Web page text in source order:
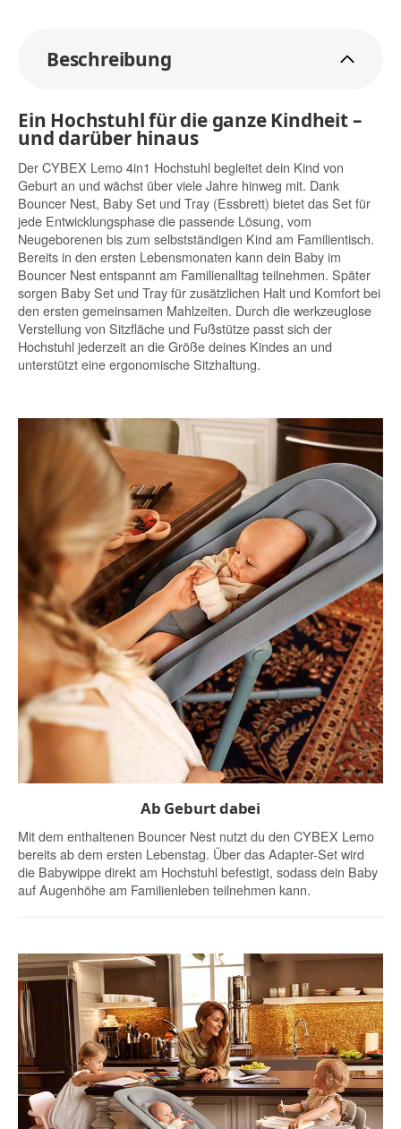
Beschreibung
Ein Hochstuhl für die ganze Kindheit –
und darüber hinaus
Der CYBEX Lemo 4in1 Hochstuhl begleitet dein Kind von
Geburt an und wächst über viele Jahre hinweg mit. Dank
Bouncer Nest, Baby Set und Tray (Essbrett) bietet das Set für
jede Entwicklungsphase die passende Lösung, vom
Neugeborenen bis zum selbstständigen Kind am Familientisch.
Bereits in den ersten Lebensmonaten kann dein Baby im
Bouncer Nest entspannt am Familienalltag teilnehmen. Später
sorgen Baby Set und Tray für zusätzlichen Halt und Komfort bei
den ersten gemeinsamen Mahlzeiten. Durch die werkzeuglose
Verstellung von Sitzfläche und Fußstütze passt sich der
Hochstuhl jederzeit an die Größe deines Kindes an und
unterstützt eine ergonomische Sitzhaltung.
Ab Geburt dabei
Mit dem enthaltenen Bouncer Nest nutzt du den CYBEX Lemo
bereits ab dem ersten Lebenstag. Über das Adapter-Set wird
die Babywippe direkt am Hochstuhl befestigt, sodass dein Baby
auf Augenhöhe am Familienleben teilnehmen kann.